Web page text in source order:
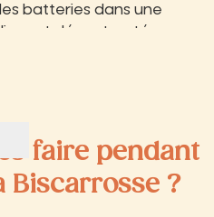
batteries dans une
et décontractée.
faire pendant
Biscarrosse ?